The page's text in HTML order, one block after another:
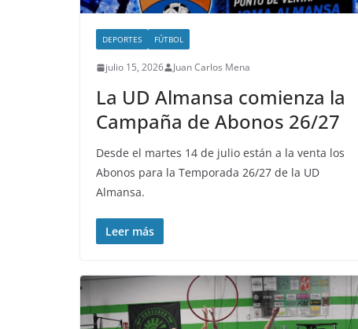
DEPORTES FÚTBOL
julio 15, 2026 Juan Carlos Mena
La UD Almansa comienza la
Campaña de Abonos 26/27
Desde el martes 14 de julio están a la venta los
Abonos para la Temporada 26/27 de la UD
Almansa.
Leer más